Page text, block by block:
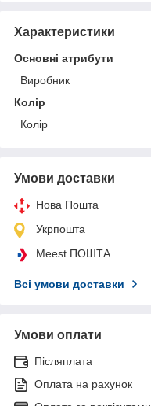
Характеристики
Основні атрибути
Виробник
Колір
Колір
Умови доставки
Нова Пошта
Укрпошта
Meest ПОШТА
Всі умови доставки
Умови оплати
Післяплата
Оплата на рахунок